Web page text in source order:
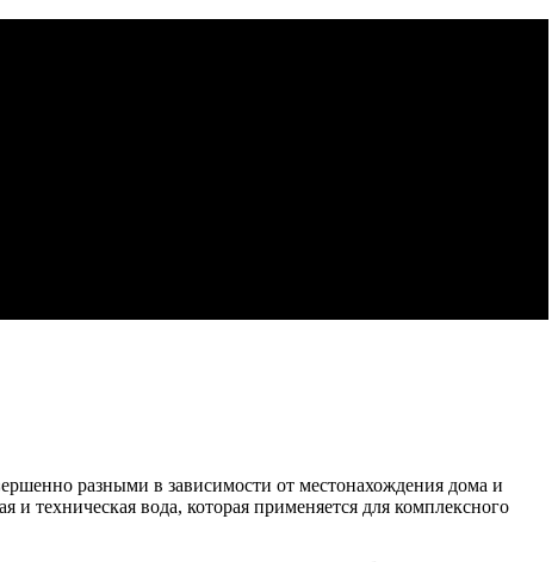
разными в зависимости от местонахождения дома и
техническая вода, которая применяется для комплексного